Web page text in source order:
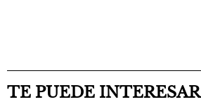
TE PUEDE INTERESAR